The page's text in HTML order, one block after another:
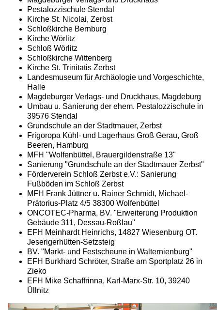
Pestalozzischule Stendal
Kirche St. Nicolai, Zerbst
Schloßkirche Bernburg
Kirche Wörlitz
Schloß Wörlitz
Schloßkirche Wittenberg
Kirche St. Trinitatis Zerbst
Landesmuseum für Archäologie und Vorgeschichte,
Halle
Magdeburger Verlags- und Druckhaus, Magdeburg
Umbau u. Sanierung der ehem. Pestalozzischule in
39576 Stendal
Grundschule an der Stadtmauer, Zerbst
Frigoropa Kühl- und Lagerhaus Groß Gerau, Groß
Beeren, Hamburg
MFH "Wolfenbüttel, Brauergildenstraße 13"
Sanierung "Grundschule an der Stadtmauer Zerbst"
Förderverein Schloß Zerbst e.V.: Sanierung
Fußböden im Schloß Zerbst
MFH Frank Jüttner u. Rainer Schmidt, Michael-
Prätorius-Platz 4/5 38300 Wolfenbüttel
ONCOTEC-Pharma, BV. "Erweiterung Produktion
Gebäude 311, Dessau-Roßlau"
EFH Meinhardt Heinrichs, 14827 Wiesenburg OT.
Jeserigerhütten-Setzsteig
BV. "Markt- und Festscheune in Walternienburg"
EFH Burkhard Schröter, Straße am Sportplatz 26 in
Zieko
EFH Mike Schaffrinna, Karl-Marx-Str. 10, 39240
Üllnitz